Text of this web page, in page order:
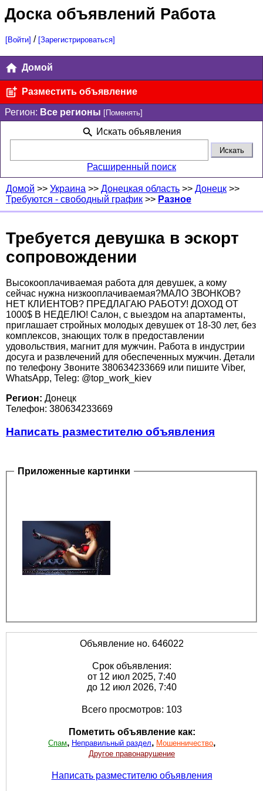
Доска объявлений Работа
[Войти] / [Зарегистрироваться]
Домой
Разместить объявление
Регион: Все регионы [Поменять]
Искать объявления
Расширенный поиск
Домой >> Украина >> Донецкая область >> Донецк >>
Требуются - свободный график >> Разное
Требуется девушка в эскорт
сопровождении
Высокооплачиваемая работа для девушек, а кому
сейчас нужна низкооплачиваемая?МАЛО ЗВОНКОВ?
НЕТ КЛИЕНТОВ? ПРЕДЛАГАЮ РАБОТУ! ДОХОД ОТ
1000$ В НЕДЕЛЮ! Салон, с выездом на апартаменты,
приглашает стройных молодых девушек от 18-30 лет, без
комплексов, знающих толк в предоставлении
удовольствия, магнит для мужчин. Работа в индустрии
досуга и развлечений для обеспеченных мужчин. Детали
по телефону Звоните 380634233669 или пишите Viber,
WhatsApp, Teleg: @top_work_kiev
Регион: Донецк
Телефон: 380634233669
Написать разместителю объявления
Приложенные картинки
Объявление но. 646022
Срок объявления:
от 12 июл 2025, 7:40
до 12 июл 2026, 7:40
Всего просмотров: 103
Пометить объявление как:
Спам, Неправильный раздел, Мошенничество,
Другое правонарушение
Написать разместителю объявления